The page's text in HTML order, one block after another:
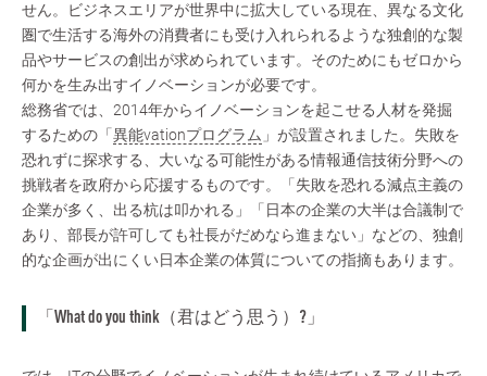
せん。ビジネスエリアが世界中に拡大している現在、異なる文化
圏で生活する海外の消費者にも受け入れられるような独創的な製
品やサービスの創出が求められています。そのためにもゼロから
何かを生み出すイノベーションが必要です。
総務省では、2014年からイノベーションを起こせる人材を発掘
するための「 異能vationプログラム 」が設置されました。失敗を
恐れずに探求する、大いなる可能性がある情報通信技術分野への
挑戦者を政府から応援するものです。「失敗を恐れる減点主義の
企業が多く、出る杭は叩かれる」「日本の企業の大半は合議制で
あり、部長が許可しても社長がだめなら進まない」などの、独創
的な企画が出にくい日本企業の体質についての指摘もあります。
「What do you think（君はどう思う）?」